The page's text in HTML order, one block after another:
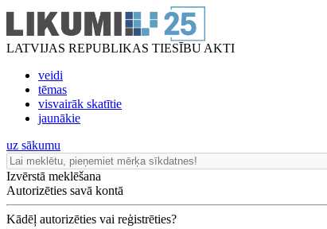
LATVIJAS REPUBLIKAS TIESĪBU AKTI
veidi
tēmas
visvairāk skatītie
jaunākie
uz sākumu
Izvērstā meklēšana
Autorizēties savā kontā
Kādēļ autorizēties vai reģistrēties?